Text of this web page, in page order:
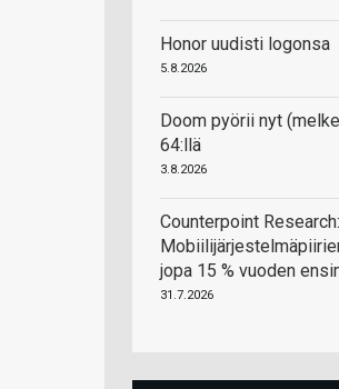
Honor uudisti logonsa
5.8.2026
Doom pyörii nyt
64:llä
3.8.2026
Counterpoint Research:
jopa 15 % vuoden
31.7.2026